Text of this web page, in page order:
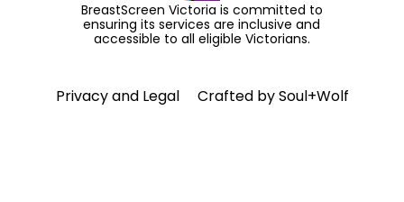
BreastScreen Victoria is committed to
ensuring its services are inclusive and
accessible to all eligible Victorians.
Privacy and Legal Crafted bySoul+Wolf